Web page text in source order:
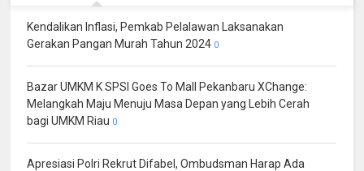
Kendalikan Inflasi, Pemkab Pelalawan Laksanakan
Gerakan Pangan Murah Tahun 2024 0
Bazar UMKM K SPSI Goes To Mall Pekanbaru XChange:
Melangkah Maju Menuju Masa Depan yang Lebih Cerah
bagi UMKM Riau 0
Apresiasi Polri Rekrut Difabel, Ombudsman Harap Ada